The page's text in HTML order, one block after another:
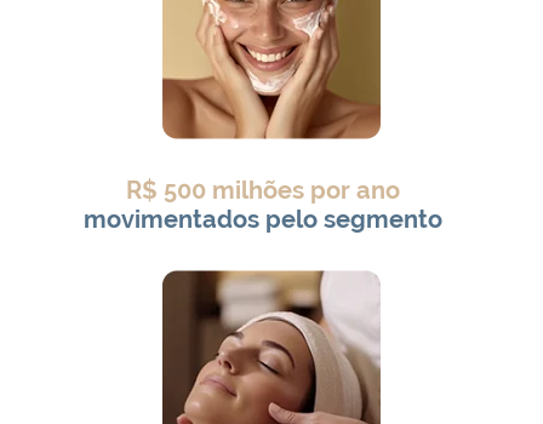
R$ 500 milhões por ano
movimentados pelo segmento